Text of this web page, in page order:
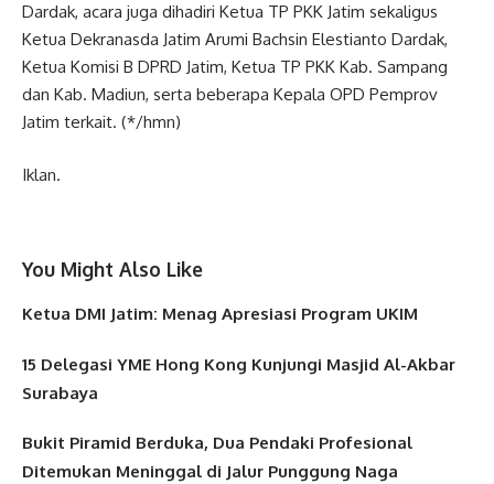
Dardak, acara juga dihadiri Ketua TP PKK Jatim sekaligus
Ketua Dekranasda Jatim Arumi Bachsin Elestianto Dardak,
Ketua Komisi B DPRD Jatim, Ketua TP PKK Kab. Sampang
dan Kab. Madiun, serta beberapa Kepala OPD Pemprov
Jatim terkait. (*/hmn)
Iklan.
You Might Also Like
Ketua DMI Jatim: Menag Apresiasi Program UKIM
15 Delegasi YME Hong Kong Kunjungi Masjid Al-Akbar
Surabaya
Bukit Piramid Berduka, Dua Pendaki Profesional
Ditemukan Meninggal di Jalur Punggung Naga